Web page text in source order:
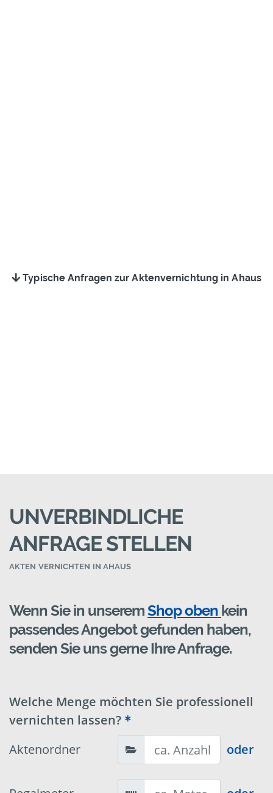
Typische Anfragen zur Aktenvernichtung in Ahaus
UNVERBINDLICHE
ANFRAGE STELLEN
AKTEN VERNICHTEN IN AHAUS
Wenn Sie in unseremShop oben kein
passendes Angebot gefunden haben,
senden Sie uns gerne Ihre Anfrage.
Welche Menge möchten Sie professionell
vernichten lassen?
Aktenordner
oder